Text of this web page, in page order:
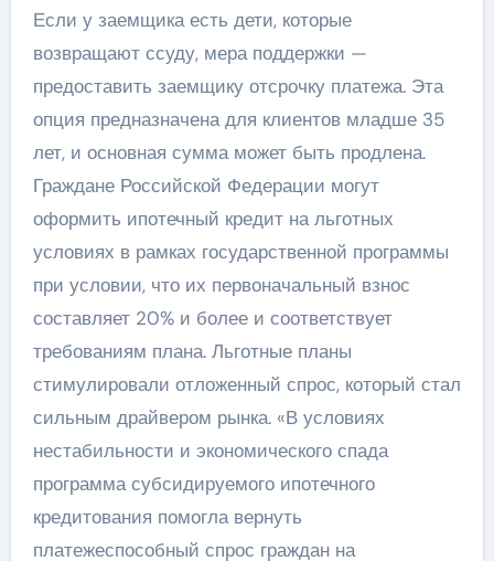
Если у заемщика есть дети, которые
возвращают ссуду, мера поддержки —
предоставить заемщику отсрочку платежа. Эта
опция предназначена для клиентов младше 35
лет, и основная сумма может быть продлена.
Граждане Российской Федерации могут
оформить ипотечный кредит на льготных
условиях в рамках государственной программы
при условии, что их первоначальный взнос
составляет 20% и более и соответствует
требованиям плана. Льготные планы
стимулировали отложенный спрос, который стал
сильным драйвером рынка. «В условиях
нестабильности и экономического спада
программа субсидируемого ипотечного
кредитования помогла вернуть
платежеспособный спрос граждан на